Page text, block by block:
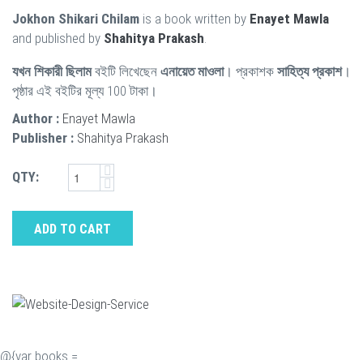
Jokhon Shikari Chilam is a book written by Enayet Mawla
and published by Shahitya Prakash
যখন শিকারী ছিলামবইটি লিখেছেন এনায়েত মাওলা। প্রকাশক সাহিত্য প্রকাশ।
পৃষ্ঠার এই বইটির মূল্য 100 টাকা।
Author : Enayet Mawla
Publisher : Shahitya Prakash
QTY:
ADD TO CART
@{var books =